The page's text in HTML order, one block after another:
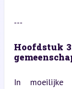
---
Hoofdstuk
In